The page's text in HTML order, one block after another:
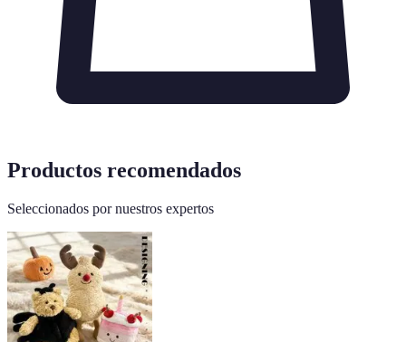
Productos recomendados
Seleccionados por nuestros expertos